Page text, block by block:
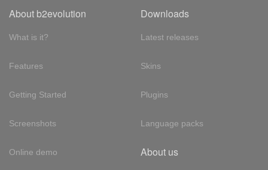
About b2evolution
What is it?
Features
Getting Started
Screenshots
Online demo
Downloads
Latest releases
Skins
Plugins
Language packs
About us